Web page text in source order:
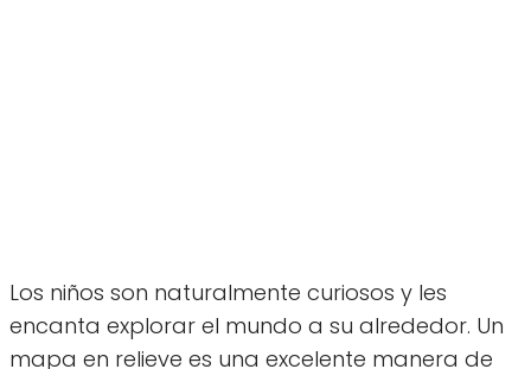
Los niños son naturalmente curiosos y les
encanta explorar el mundo a su alrededor. Un
mapa en relieve es una excelente manera de